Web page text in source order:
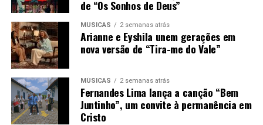
de “Os Sonhos de Deus”
MÚSICAS 2 semanas atrás
Arianne e Eyshila unem gerações em
nova versão de “Tira-me do Vale”
MÚSICAS 2 semanas atrás
Fernandes Lima lança a canção “Bem
Juntinho”, um convite à permanência em
Cristo